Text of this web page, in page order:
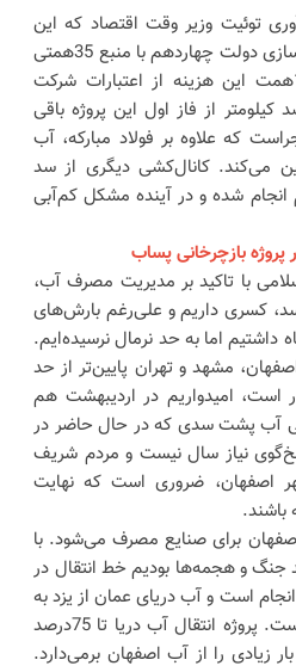
توئیت وزیر وقت اقتصاد که این
پروژه را بزرگ‌ترین پروژه مولدسازی دولت چهاردهم با منبع 35همتی
خوانده بود، افزود: حدود 13همت این هزینه از اعتبارات شرکت
از فاز اول این پروژه باقی
که علاوه بر فولاد مبارکه، آب
می‌کند. کانال‌کشی دیگری از سد
شده و در آینده مشکل کم‌آبی
بازچرخانی پساب
با تاکید بر مدیریت مصرف آب،
کسری داریم و علی‌رغم بارش‌های
داشتیم اما به حد نرمال نرسیده‌ایم.
مشهد و تهران پایین‌تر از حد
است، امیدواریم در اردیبهشت هم
آب پشت سدی که در حال حاضر در
نیاز سال نیست و مردم شریف
اصفهان، ضروری است که نهایت
باشند.
برای صنایع مصرف می‌شود. با
جنگ و هجمه‌ها بودیم خط انتقال در
است و آب دریای عمان از یزد به
کارخانه فولاد مبارکه رسیده است. پروژه انتقال آب دریا تا 75درصد
زیادی را از آب اصفهان برمی‌دارد.